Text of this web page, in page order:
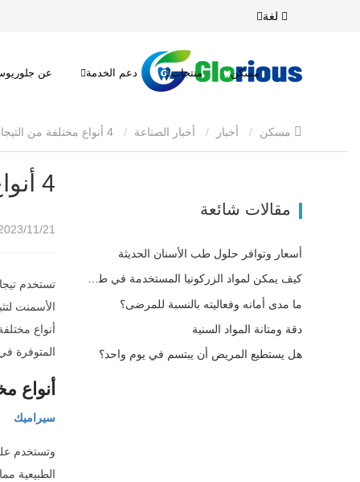
لغة
مسكن منتجات دعم الخدمة عن
أخبار أخبار الصناعة
4 أنواع مختلفة من التيجان المصنوعة في مختبر الأسنان
11/21 10:33
تستخدم
الأسمنت
أنواع
المتوفرة
أنواع
سيراميك
وتستخدم
الطبيعية
مقالات شائعة
أسعار وتوافر حلول طب الأسنان الحديثة
كيف يمكن لمواد الزركونيا المستخدمة في طب الأسنان أن تساهم في نجاحك؟
ما مدى أمانه وفعاليته بالنسبة للمرضى؟
دقة ومتانة المواد السنية
هل يستطيع المريض أن يبتسم في يوم واحد؟